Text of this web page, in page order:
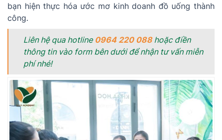
bạn hiện thực hóa ước mơ kinh doanh đồ uống thành
công.
Liên hệ qua hotline 0964 220 088hoặc điền
thông tin vào form bên dưới để nhận tư vấn miễn
phí nhé!